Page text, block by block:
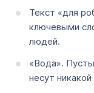
Текст «для
ключевыми
людей.
«Вода».
несут